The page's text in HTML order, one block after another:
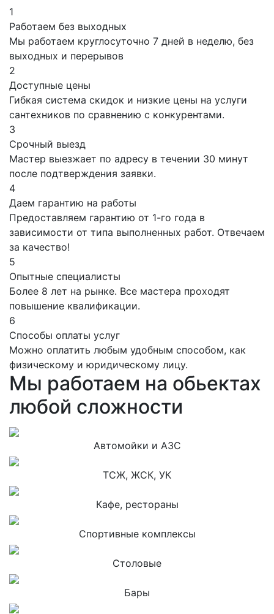
1
Работаем без выходных
Мы работаем круглосуточно 7 дней в неделю, без
выходных и перерывов
2
Доступные цены
Гибкая система скидок и низкие цены на услуги
сантехников по сравнению с конкурентами.
3
Срочный выезд
Мастер выезжает по адресу в течении 30 минут
после подтверждения заявки.
4
Даем гарантию на работы
Предоставляем гарантию от 1-го года в
зависимости от типа выполненных работ. Отвечаем
за качество!
5
Опытные специалисты
Более 8 лет на рынке. Все мастера проходят
повышение квалификации.
6
Способы оплаты услуг
Можно оплатить любым удобным способом, как
физическому и юридическому лицу.
Мы работаем на обьектах
любой сложности
Автомойки и АЗС
ТСЖ, ЖСК, УК
Кафе, рестораны
Спортивные комплексы
Столовые
Бары